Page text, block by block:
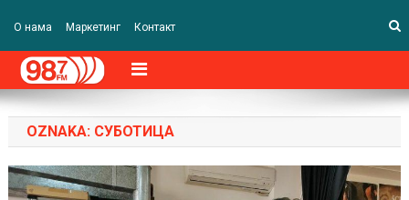
О нама Маркетинг Контакт
OZNAKA: СУБОТИЦА